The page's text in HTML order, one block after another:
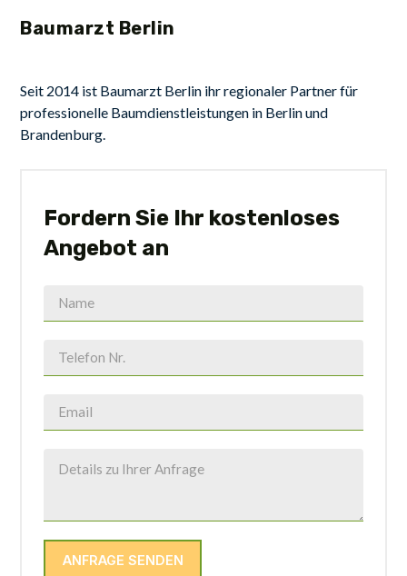
Baumarzt Berlin
Seit 2014 ist Baumarzt Berlin ihr regionaler Partner für
professionelle Baumdienstleistungen in Berlin und
Brandenburg.
Fordern Sie Ihr kostenloses
Angebot an